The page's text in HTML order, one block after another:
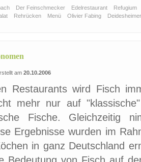
Der Feinschmecker Edelrestaurant
Refugium
Rehrücken Menü Olivier Fabing
am 20.10.2006
Restaurants wird Fisch
mehr nur auf
Fische. Gleichzeitig
Ergebnisse wurden im
in ganz Deutschland